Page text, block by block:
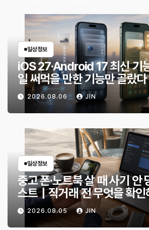
일상정보
iOS 27·Android 17 최신 기
일 써먹을 만한 기능만 골랐다
2026.08.06 JIN
일상정보
중고 폰·노트북 살 때 사기 안
스트｜직거래 전 무엇을 확
2026.08.05 JIN